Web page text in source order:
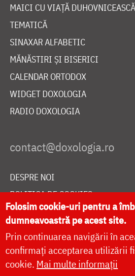
MAICI CU VIAȚĂ DUHOVNICEASCĂ
TEMATICĂ
SINAXAR ALFABETIC
MĂNĂSTIRI ȘI BISERICI
CALENDAR ORTODOX
WIDGET DOXOLOGIA
RADIO DOXOLOGIA
DESPRE NOI
POLITICA DE COOKIES
DONEAZĂ ONLINE PENTRU
LIVE
Folosim cookie-uri pentru a
dumneavoastră pe acest site.
Prin continuarea navigării în
confirmați acceptarea utilizării
cookie. Mai multe informații